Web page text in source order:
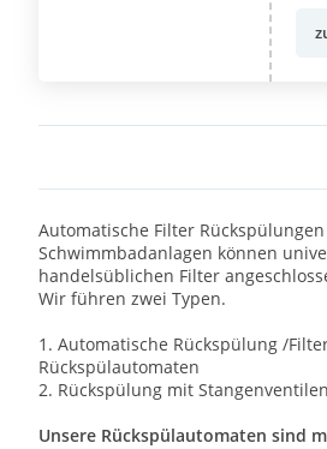
Automatische Filter
Schwimmbadanlagen können
handelsüblichen Filter
Wir führen zwei Typen.
1. Automatische Rückspülung /
Rückspülautomaten
2. Rückspülung mit Stangenventilen
Unsere Rückspülautomaten sind